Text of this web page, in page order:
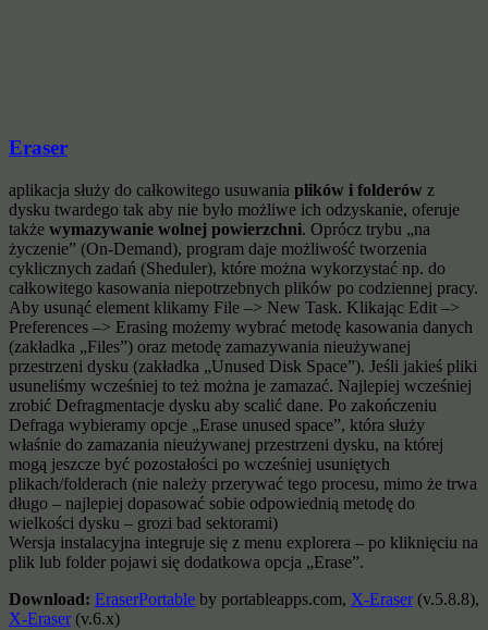
Eraser
aplikacja służy do całkowitego usuwania plików i folderów z
dysku twardego tak aby nie było możliwe ich odzyskanie, oferuje
także wymazywanie wolnej powierzchni. Oprócz trybu „na
życzenie” (On-Demand), program daje możliwość tworzenia
cyklicznych zadań (Sheduler), które można wykorzystać np. do
całkowitego kasowania niepotrzebnych plików po codziennej pracy.
Aby usunąć element klikamy File –> New Task. Klikając Edit –>
Preferences –> Erasing możemy wybrać metodę kasowania danych
(zakładka „Files”) oraz metodę zamazywania nieużywanej
przestrzeni dysku (zakładka „Unused Disk Space”). Jeśli jakieś pliki
usuneliśmy wcześniej to też można je zamazać. Najlepiej wcześniej
zrobić Defragmentacje dysku aby scalić dane. Po zakończeniu
Defraga wybieramy opcje „Erase unused space”, która służy
właśnie do zamazania nieużywanej przestrzeni dysku, na której
mogą jeszcze być pozostałości po wcześniej usuniętych
plikach/folderach (nie należy przerywać tego procesu, mimo że trwa
długo – najlepiej dopasować sobie odpowiednią metodę do
wielkości dysku – grozi bad sektorami)
Wersja instalacyjna integruje się z menu explorera – po kliknięciu na
plik lub folder pojawi się dodatkowa opcja „Erase”.
Download: EraserPortable by portableapps.com, X-Eraser(v.5.8.8),
X-Eraser(v.6.x)